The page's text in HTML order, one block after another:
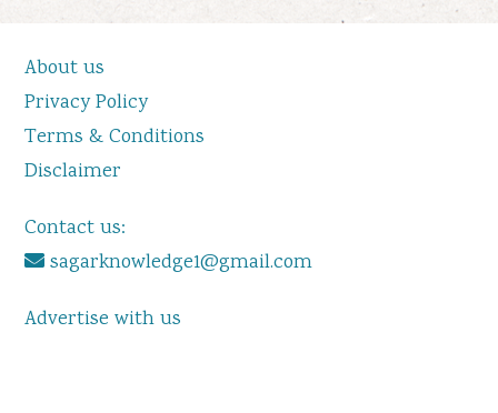
About us
Privacy Policy
Terms & Conditions
Disclaimer
Contact us:
sagarknowledge1@gmail.com
Advertise with us